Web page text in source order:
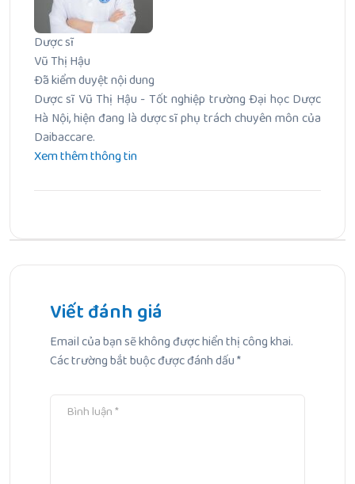
Dược sĩ
Vũ Thị Hậu
Đã kiểm duyệt nội dung
Dược sĩ Vũ Thị Hậu - Tốt nghiệp trường Đại học Dược
Hà Nội, hiện đang là dược sĩ phụ trách chuyên môn của
Daibaccare.
Xem thêm thông tin
Chàm da ở trẻ: Nguyên nhân, cách xử lý và phòng ngừa
Bài Tiếp Theo
Rạn da khi mang thai có hết không và lời giải đáp từ
Viết đánh giá
Email của bạn sẽ không được hiển thị công khai.
Các trường bắt buộc được đánh dấu*